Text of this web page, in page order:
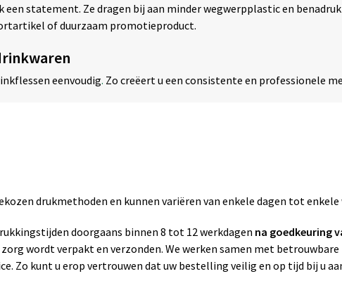
statement. Ze dragen bij aan minder wegwerpplastic en
of duurzaam promotieproduct.
eenvoudig. Zo creëert u een consistente en professionele
drukmethoden en kunnen variëren van enkele dagen tot enkele
doorgaans binnen 8 tot 12 werkdagen na goedkeuring
wordt verpakt en verzonden. We werken samen met
Zo kunt u erop vertrouwen dat uw bestelling veilig en op tijd bij u